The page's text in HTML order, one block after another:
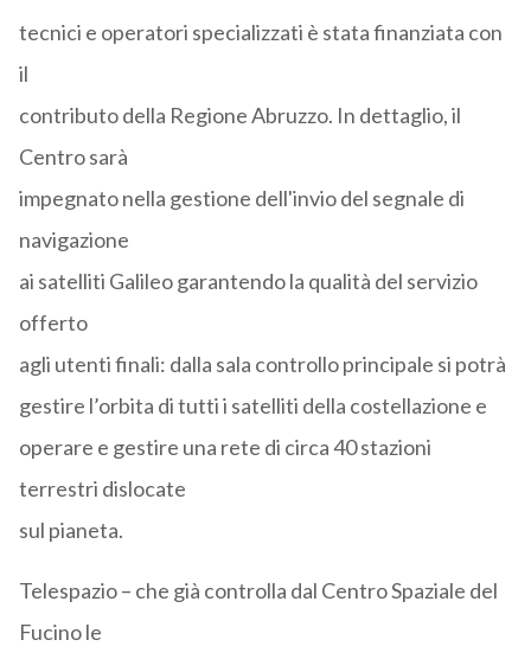
tecnici e operatori specializzati è stata finanziata con
il
contributo della Regione Abruzzo. In dettaglio, il
Centro sarà
impegnato nella gestione dell'invio del segnale di
navigazione
ai satelliti Galileo garantendo la qualità del servizio
offerto
agli utenti finali: dalla sala controllo principale si potrà
gestire l’orbita di tutti i satelliti della costellazione e
operare e gestire una rete di circa 40 stazioni
terrestri dislocate
sul pianeta.
Telespazio – che già controlla dal Centro Spaziale del
Fucino le